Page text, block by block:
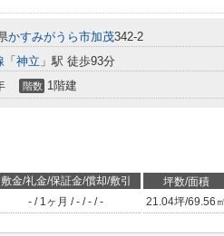
かすみがうら市加茂342-2
「 神立 」駅 徒歩93分
階数 1階建
敷金/礼金/保証金/償却/敷引 坪数/面積
- / 1ヶ月 /- /- /- 21.04坪/69.56㎡